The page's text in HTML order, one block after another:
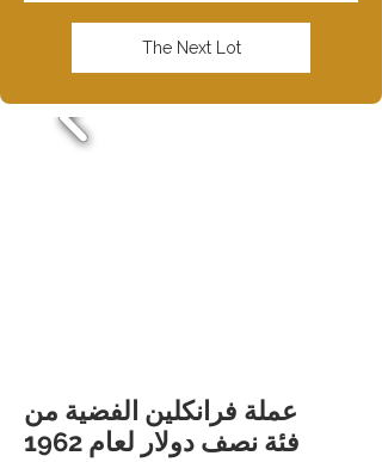
The Next Lot
عملة فرانكلين الفضية من
فئة نصف دولار لعام 1962